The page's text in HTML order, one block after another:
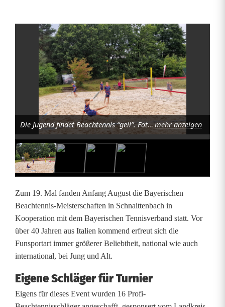
e
n
i
s
M
e
i
s
Die Jugend findet Beachtennis “geil”. Foto: Maria Müller mehr anzeigen
Zum 19. Mal fanden Anfang August die Bayerischen
Beachtennis-Meisterschaften in Schnaittenbach in
Kooperation mit dem Bayerischen Tennisverband statt. Vor
über 40 Jahren aus Italien kommend erfreut sich die
Funsportart immer größerer Beliebtheit, national wie auch
international, bei Jung und Alt.
Eigene Schläger für Turnier
Eigens für dieses Event wurden 16 Profi-